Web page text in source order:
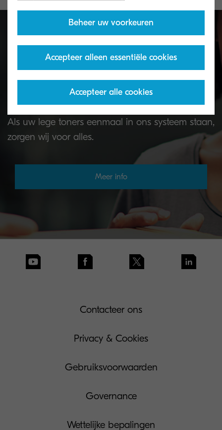
Toner terugname programma
Lege KYOCERA-toners kunt u op verschillende
manieren retourneren aan onze recyclingpartners.
Als uw lege toners eenmaal in ons systeem staan,
zorgen wij voor alles.
Meer info
Contacteer ons
Privacy & Cookies
Gebruiksvoorwaarden
Governance
Wettelijke bepalingen
Beheer uw voorkeuren
Accepteer alleen essentiële cookies
Accepteer alle cookies